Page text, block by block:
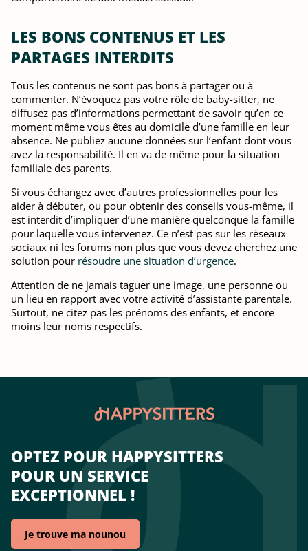
LES BONS CONTENUS ET LES
PARTAGES INTERDITS
Tous les contenus ne sont pas bons à partager ou à
commenter. N’évoquez pas votre rôle de baby-sitter, ne
diffusez pas d’informations permettant de savoir qu’en ce
moment même vous êtes au domicile d’une famille en leur
absence. Ne publiez aucune données sur l’enfant dont vous
avez la responsabilité. Il en va de même pour la situation
familiale des parents.
Si vous échangez avec d’autres professionnelles pour les
aider à débuter, ou pour obtenir des conseils vous-même, il
est interdit d’impliquer d’une manière quelconque la famille
pour laquelle vous intervenez. Ce n’est pas sur les réseaux
sociaux ni les forums non plus que vous devez cherchez une
solution pour résoudre une situation d’urgence.
Attention de ne jamais taguer une image, une personne ou
un lieu en rapport avec votre activité d’assistante parentale.
Surtout, ne citez pas les prénoms des enfants, et encore
moins leur noms respectifs.
OPTEZ POUR HAPPYSITTERS
POUR UN SERVICE
EXCEPTIONNEL !
Je trouve ma nounou